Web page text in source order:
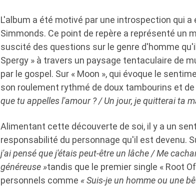
L'album a été motivé par une introspection qui a
Simmonds. Ce point de repère a représenté un
suscité des questions sur le genre d'homme
Spergy » à travers un paysage tentaculaire de
par le gospel. Sur « Moon », qui évoque le
son roulement rythmé de doux tambourins et
que tu appelles l'amour ? / Un jour, je quitterai ta
Alimentant cette découverte de soi, il y a un
responsabilité du personnage qu'il est devenu.
j'ai pensé que j'étais peut-être un lâche / Me
généreuse »tandis que le premier single « Root
personnels comme « Suis-je un homme ou une